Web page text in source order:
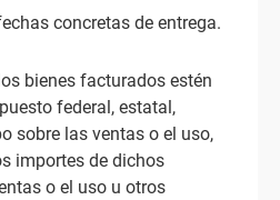
concretas de entrega.
bienes facturados estén
federal, estatal,
sobre las ventas o el uso,
importes de dichos
o el uso u otros